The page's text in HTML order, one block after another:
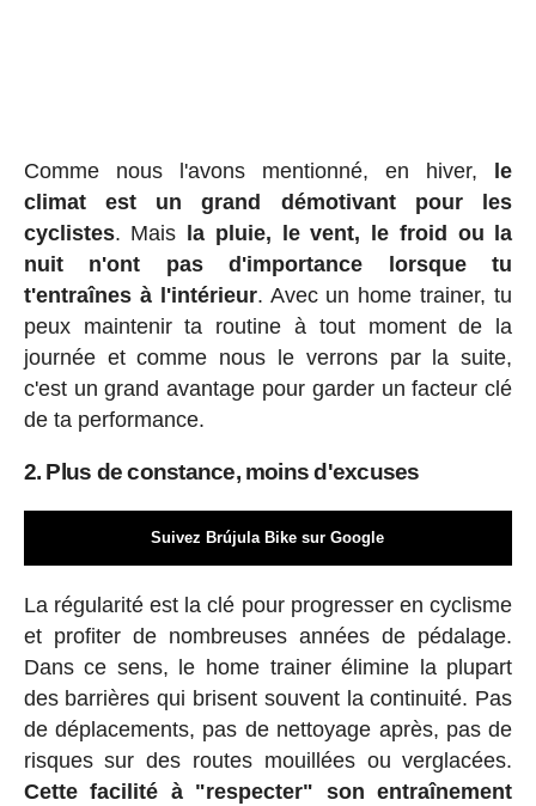
Comme nous l'avons mentionné, en hiver,
le
climat est un grand démotivant pour les
cyclistes. Mais
la pluie, le vent, le froid ou la
nuit n'ont pas d'importance lorsque tu
t'entraînes à l'intérieur. Avec un home trainer, tu
peux maintenir ta routine à tout moment de la
journée et comme nous le verrons par la suite,
c'est un grand avantage pour garder un facteur clé
de ta performance.
2. Plus de constance, moins d'excuses
Suivez Brújula Bike sur Google
La régularité est la clé pour progresser en cyclisme
et profiter de nombreuses années de pédalage.
Dans ce sens, le home trainer élimine la plupart
des barrières qui brisent souvent la continuité. Pas
de déplacements, pas de nettoyage après, pas de
risques sur des routes mouillées ou verglacées.
Cette facilité à "respecter" son entraînement